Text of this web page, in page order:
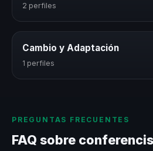
2 perfiles
Cambio y Adaptación
1 perfiles
PREGUNTAS FRECUENTES
FAQ sobre